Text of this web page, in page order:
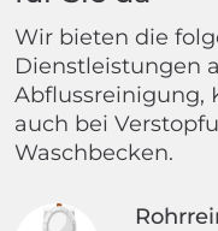
Wir bieten die
Dienstleistungen
Abflussreinigung,
auch bei
Waschbecken.